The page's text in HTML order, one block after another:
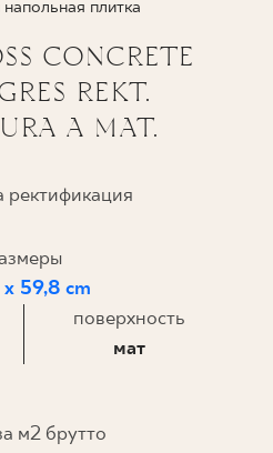
НАС
UK RU
плитка
CONCRETE
REKT.
A MAT.
ректификация
59,8 cm
поверхность
мат
м2 брутто